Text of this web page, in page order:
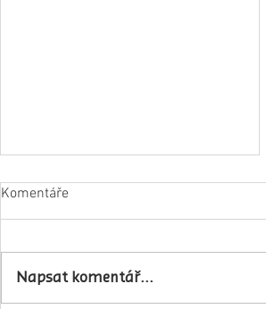
Komentáře
Napsat komentář...